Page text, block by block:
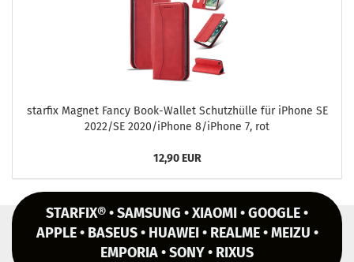
star­fix Ma­gnet Fancy Book-​Wallet Schutz­hül­le für iPho­ne SE
2022/SE 2020/iPho­ne 8/iPho­ne 7, rot
12,90 EUR
STARFIX® • SAMSUNG • XIAOMI • GOOGLE •
APPLE • BASEUS • HUAWEI • REALME • MEIZU •
EMPORIA • SONY • RIXUS